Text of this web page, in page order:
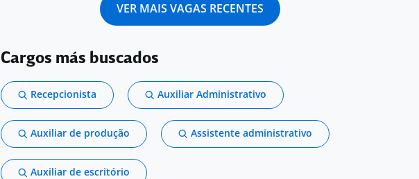
VER MAIS VAGAS RECENTES
Cargos más buscados
Recepcionista Auxiliar Administrativo
Auxiliar de produção Assistente administrativo
Auxiliar de escritório